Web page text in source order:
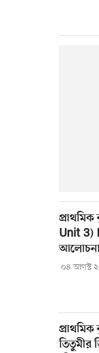
প্রাথমিক
Unit 3)
০৪ আগস্ট
প্রাথমিক
তিতুমীর